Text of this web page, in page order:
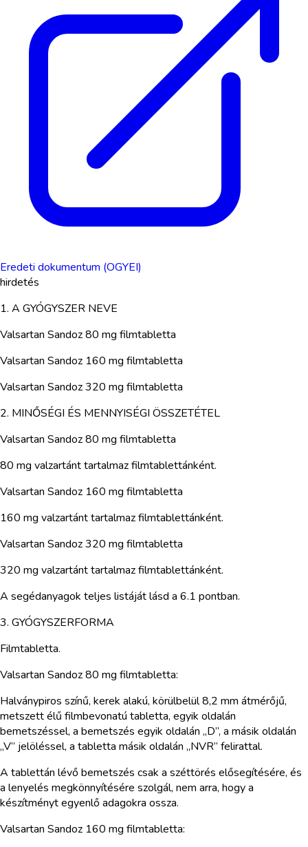
Eredeti dokumentum (OGYEI)
hirdetés
1. A GYÓGYSZER NEVE
Valsartan Sandoz 80 mg filmtabletta
Valsartan Sandoz 160 mg filmtabletta
Valsartan Sandoz 320 mg filmtabletta
2. MINŐSÉGI ÉS MENNYISÉGI ÖSSZETÉTEL
Valsartan Sandoz 80 mg filmtabletta
80 mg valzartánt tartalmaz filmtablettánként.
Valsartan Sandoz 160 mg filmtabletta
160 mg valzartánt tartalmaz filmtablettánként.
Valsartan Sandoz 320 mg filmtabletta
320 mg valzartánt tartalmaz filmtablettánként.
A segédanyagok teljes listáját lásd a 6.1 pontban.
3. GYÓGYSZERFORMA
Filmtabletta.
Valsartan Sandoz 80 mg filmtabletta:
Halványpiros színű, kerek alakú, körülbelül 8,2 mm átmérőjű,
metszett élű filmbevonatú tabletta, egyik oldalán
bemetszéssel, a bemetszés egyik oldalán „D”, a másik oldalán
„V” jelöléssel, a tabletta másik oldalán „NVR” felirattal.
A tablettán lévő bemetszés csak a széttörés elősegítésére, és
a lenyelés megkönnyítésére szolgál, nem arra, hogy a
készítményt egyenlő adagokra ossza.
Valsartan Sandoz 160 mg filmtabletta: